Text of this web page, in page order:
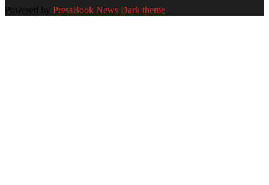
Powered by PressBook News Dark theme